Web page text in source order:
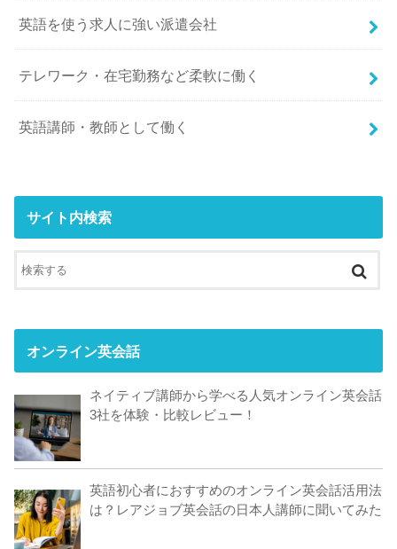
英語を使う求人に強い派遣会社
テレワーク・在宅勤務など柔軟に働く
英語講師・教師として働く
サイト内検索
オンライン英会話
ネイティブ講師から学べる人気オンライン英会話
3社を体験・比較レビュー！
英語初心者におすすめのオンライン英会話活用法
は？レアジョブ英会話の日本人講師に聞いてみた